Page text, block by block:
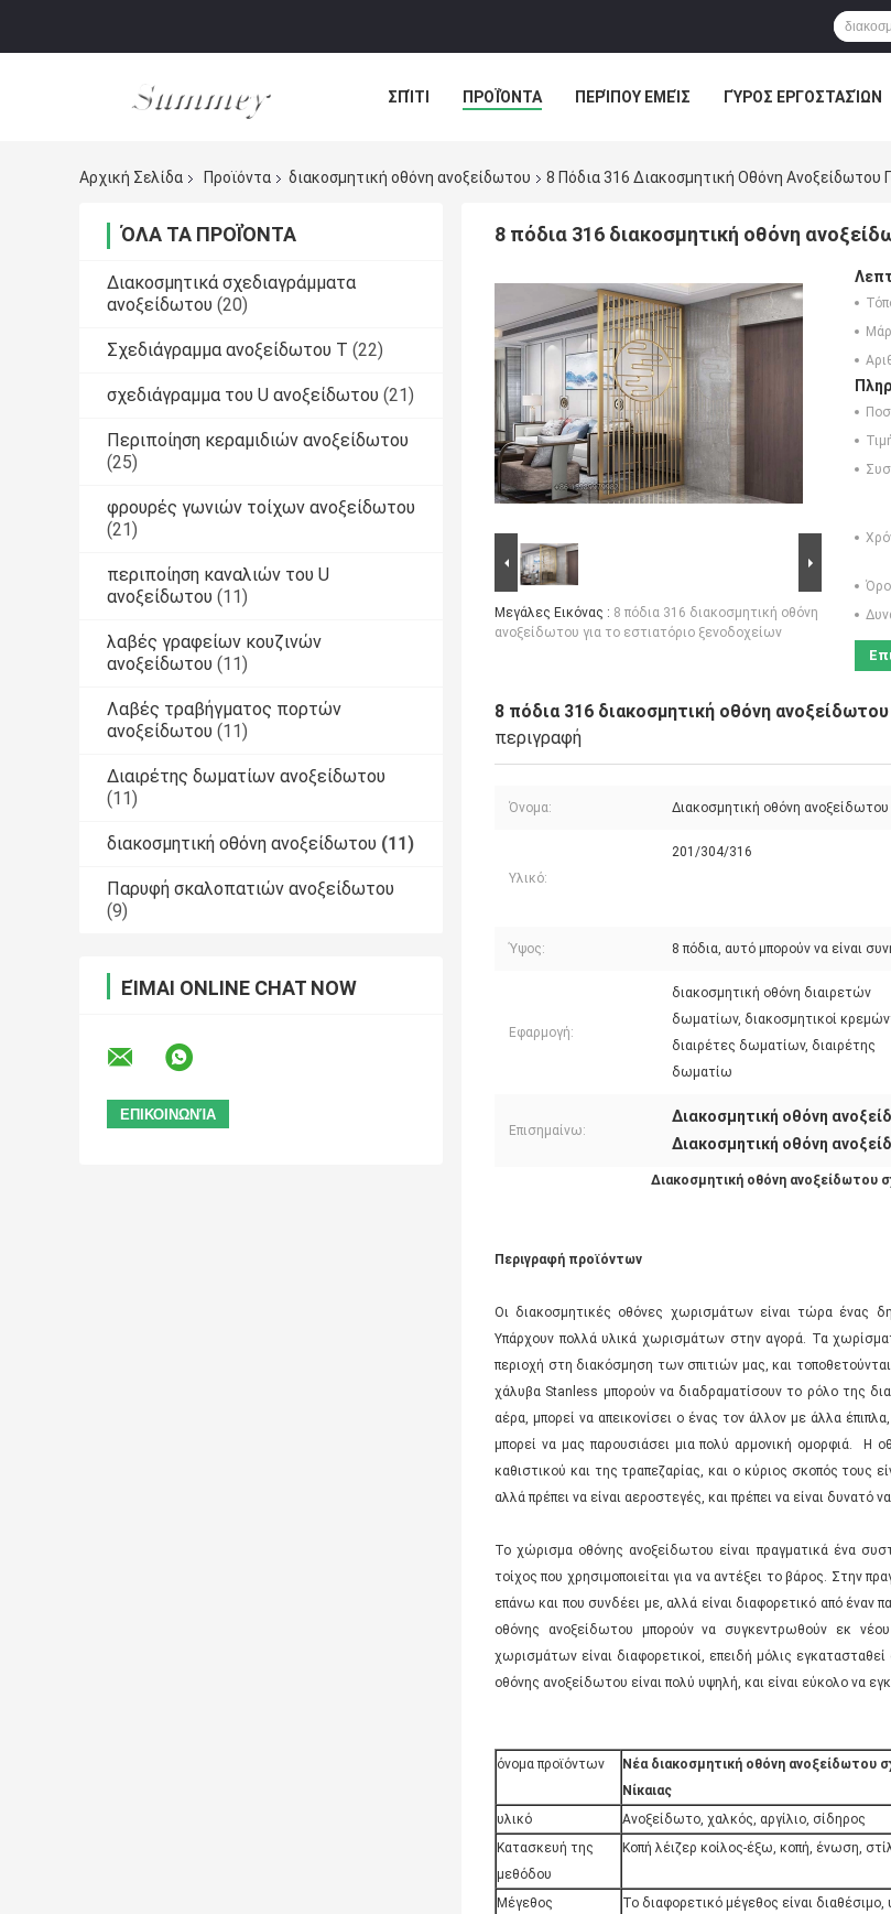
ΣΠΊΤΙ ΠΡΟΪΌΝΤΑ ΠΕΡΊΠΟΥ ΕΜΕΊΣ ΓΎΡΟΣ ΕΡΓΟΣΤΑΣΊΩΝ
Αρχική Σελίδα
Προϊόντα διακοσμητική οθόνη ανοξείδωτου 8 Πόδια 316 Διακοσμητική Οθόνη Ανοξείδωτου
ΌΛΑ ΤΑ ΠΡΟΪΌΝΤΑ
Διακοσμητικά σχεδιαγράμματα
ανοξείδωτου (20)
Σχεδιάγραμμα ανοξείδωτου Τ (22)
σχεδιάγραμμα του U ανοξείδωτου (21)
Περιποίηση κεραμιδιών ανοξείδωτου
(25)
φρουρές γωνιών τοίχων ανοξείδωτου
(21)
περιποίηση καναλιών του U
ανοξείδωτου (11)
λαβές γραφείων κουζινών
ανοξείδωτου (11)
Λαβές τραβήγματος πορτών
ανοξείδωτου (11)
Διαιρέτης δωματίων ανοξείδωτου
(11)
διακοσμητική οθόνη ανοξείδωτου (11)
Παρυφή σκαλοπατιών ανοξείδωτου
(9)
ΕΊΜΑΙ ONLINE CHAT NOW
8 πόδια 316 διακοσμητική οθόνη
Μεγάλες Εικόνας : 8 πόδια 316 διακοσμητική οθόνη
ανοξείδωτου για το εστιατόριο ξενοδοχείων
8 πόδια 316 διακοσμητική οθόνη
περιγραφή
Όνομα: Διακοσμητική οθόνη ανοξείδωτου
Υλικό:
201/304/316
Ύψος: 8 πόδια, αυτό μπορούν να είναι
Εφαρμογή:
διακοσμητική οθόνη διαιρετών
δωματίων, διακοσμητικοί
διαιρέτες δωματίων, διαιρέτης
δωματίω
Επισημαίνω:
Διακοσμητική οθόνη
Διακοσμητική οθόνη
Διακοσμητική οθόνη ανοξείδωτου
Περιγραφή προϊόντων
Οι διακοσμητικές οθόνες χωρισμάτων είναι τώρα ένας
Υπάρχουν πολλά υλικά χωρισμάτων στην αγορά. Τα
περιοχή στη διακόσμηση των σπιτιών μας, και
χάλυβα Stanless μπορούν να διαδραματίσουν το ρόλο της
αέρα, μπορεί να απεικονίσει ο ένας τον άλλον με άλλα
μπορεί να μας παρουσιάσει μια πολύ αρμονική ομορφιά. Η
καθιστικού και της τραπεζαρίας, και ο κύριος σκοπός τους
αλλά πρέπει να είναι αεροστεγές, και πρέπει να είναι
Το χώρισμα οθόνης ανοξείδωτου είναι πραγματικά ένα
τοίχος που χρησιμοποιείται για να αντέξει το βάρος. Στην
επάνω και που συνδέει με, αλλά είναι διαφορετικό από
οθόνης ανοξείδωτου μπορούν να συγκεντρωθούν εκ
χωρισμάτων είναι διαφορετικοί, επειδή μόλις
οθόνης ανοξείδωτου είναι πολύ υψηλή, και είναι εύκολο να
όνομα προϊόντων
Νέα διακοσμητική οθόνη ανοξείδωτου
Νίκαιας
υλικό
Ανοξείδωτο, χαλκός, αργίλιο, σίδηρος
Κατασκευή της
μεθόδου
Κοπή λέιζερ κοίλος-έξω, κοπή, ένωση,
Μέγεθος
Το διαφορετικό μέγεθος είναι